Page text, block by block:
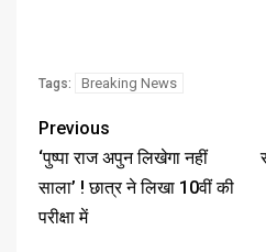
Tags: Breaking News
Previous
‘पुष्पा राज अपुन लिखेगा नहीं
साला’ ! छात्र ने लिखा 10वीं की
परीक्षा में